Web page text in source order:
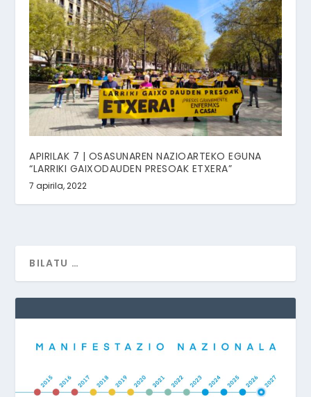
APIRILAK 7 | OSASUNAREN NAZIOARTEKO EGUNA
“LARRIKI GAIXODAUDEN PRESOAK ETXERA”
7 apirila, 2022